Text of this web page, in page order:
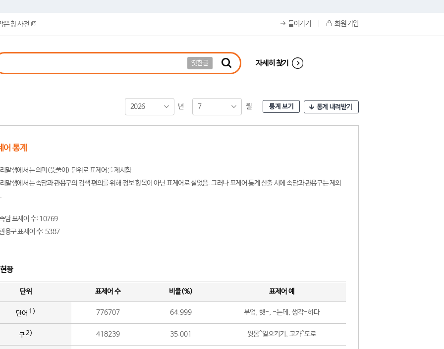
은 창 사전 들어가기 회원 가입
옛한글 자세히 찾기
2026 년 7 월 통계 보기 통계 내려받기
어 통계
말샘에서는 의미(뜻풀이) 단위로 표제어를 제시함.
말샘에서는 속담과 관용구의 검색 편의를 위해 정보 항목이 아닌 표제어로 실었음. 그러나 표제어 통계 산출 시에 속담과 관용구는 제외
담 표제어 수: 10769
용구 표제어 수: 5387
황
단위 표제어 수 비율(%) 표제어 예
단어 1) 776707 64.999 부엌, 햇-, -는데, 생각-하다
구2) 418239 35.001 윗몸^일으키기, 고가^도로